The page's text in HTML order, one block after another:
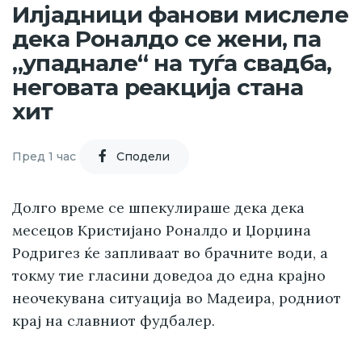
Илјадници фанови мислеле
дека Роналдо се жени, па
„упаднале“ на туѓа свадба,
неговата реакција стана
хит
Пред 1 час Cподели
Долго време се шпекулираше дека дека
месецов Кристијано Роналдо и Џорџина
Родригез ќе запливаат во брачните води, а
токму тие гласини доведоа до една крајно
неочекувана ситуација во Мадеира, родниот
крај на славниот фудбалер.